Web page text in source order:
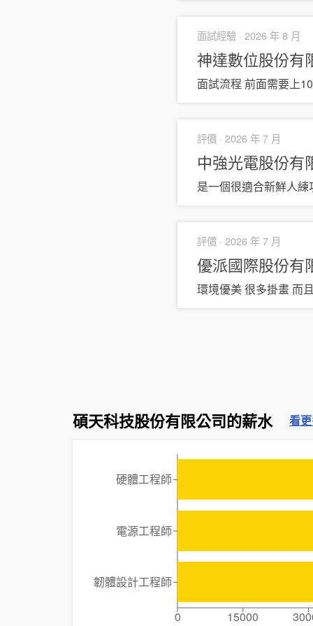
面試經驗 · 2026 年 8 月
神達數位股份有
面試流程 前面需要上
評價 · 2026 年 7 月
中強光電股份有
是一個很適合新鮮人
評價 · 2026 年 7 月
優派國際股份有
環境優美 很多掛畫 而
碩天科技股份有限公司的薪水 看
0 15000
硬體工程師
電源工程師
韌體設計工程師